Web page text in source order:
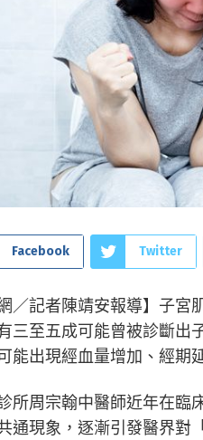
Facebook Twitter
網／記者陳靖安報導】子
三至五成可能曾被診斷出
能出現經血量增加、經期
所周宗翰中醫師近年在臨
通現象，逐漸引發醫界對